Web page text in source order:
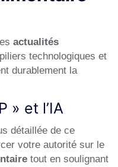
actualités
technologiques et
durablement la
» et l’IA
détaillée de ce
votre autorité sur le
tout en soulignant